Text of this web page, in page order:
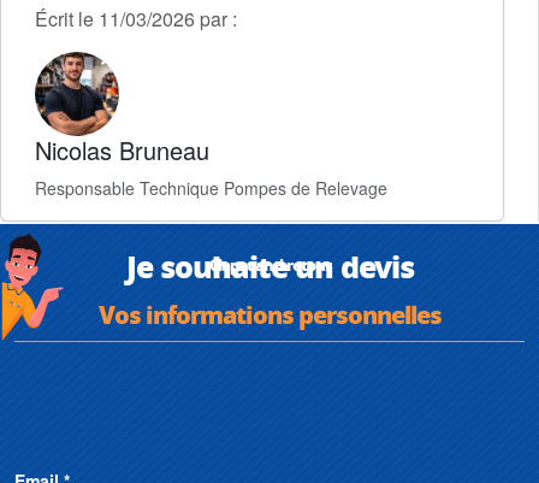
Écrit le 11/03/2026 par :
Nicolas Bruneau
Responsable Technique Pompes de Relevage
Je souhaite un devis
Clapet anti-retour
Vos informations personnelles